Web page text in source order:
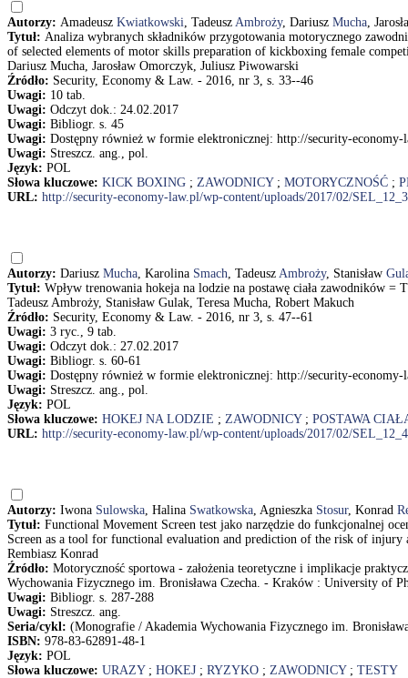
Autorzy: Amadeusz Kwiatkowski, Tadeusz Ambroży, Dariusz Mucha,
Tytuł: Analiza wybranych składników przygotowania motorycznego
of selected elements of motor skills preparation of kickboxing female
Dariusz Mucha, Jarosław Omorczyk, Juliusz Piwowarski
Źródło: Security, Economy & Law. - 2016, nr 3, s. 33--46
Uwagi: 10 tab.
Uwagi: Odczyt dok.: 24.02.2017
Uwagi: Bibliogr. s. 45
Uwagi: Dostępny również w formie elektronicznej: http://security-
Uwagi: Streszcz. ang., pol.
Język: POL
Słowa kluczowe: KICK BOXING ; ZAWODNICY; MOTORYCZNOŚĆ ;
URL: http://security-economy-law.pl/wp-content/uploads/2017/02/
Autorzy: Dariusz Mucha, Karolina Smach, Tadeusz Ambroży, Stanisław
Tytuł: Wpływ trenowania hokeja na lodzie na postawę ciała zawodników
Tadeusz Ambroży, Stanisław Gulak, Teresa Mucha, Robert Makuch
Źródło: Security, Economy & Law. - 2016, nr 3, s. 47--61
Uwagi: 3 ryc., 9 tab.
Uwagi: Odczyt dok.: 27.02.2017
Uwagi: Bibliogr. s. 60-61
Uwagi: Dostępny również w formie elektronicznej: http://security-
Uwagi: Streszcz. ang., pol.
Język: POL
Słowa kluczowe: HOKEJ NA LODZIE ; ZAWODNICY; POSTAWA
URL: http://security-economy-law.pl/wp-content/uploads/2017/02/
Autorzy: Iwona Sulowska, Halina Swatkowska, Agnieszka Stosur, Konrad
Tytuł: Functional Movement Screen test jako narzędzie do funkcjonalnej
Screen as a tool for functional evaluation and prediction of the risk of
Rembiasz Konrad
Źródło: Motoryczność sportowa - założenia teoretyczne i implikacje
Wychowania Fizycznego im. Bronisława Czecha. - Kraków : University of
Uwagi: Bibliogr. s. 287-288
Uwagi: Streszcz. ang.
Seria/cykl: (Monografie / Akademia Wychowania Fizycznego im.
ISBN: 978-83-62891-48-1
Język: POL
Słowa kluczowe: URAZY; HOKEJ ; RYZYKO ; ZAWODNICY; TESTY